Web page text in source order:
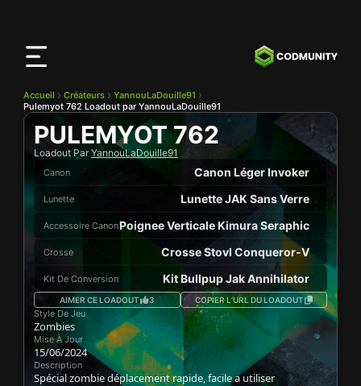
Accueil Créateurs
YannouLaDouille91
Pulemyot 762 Loadout par YannouLaDouille91
PULEMYOT 762
Loadout Par YannouLaDouille91
Canon Canon Léger Invoker
Lunette Lunette JAK Sans Verre
Accessoire CanonPoignee Verticale Kimura Seraphic
Crosse Crosse Stovl Conqueror-V
Kit De Conversion Kit Bullpup Jak Annihilator
AIMER CE LOADOUT 3 COPIER L’URL DU LOADOUT
Style De Jeu
Zombies
Mise À Jour
15/06/2024
Description
Spécial zombie déplacement rapide, facile a utiliser